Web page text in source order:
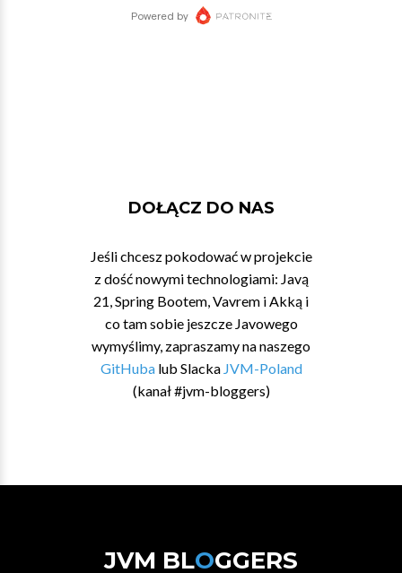
DOŁĄCZ DO NAS
Jeśli chcesz pokodować w projekcie
z dość nowymi technologiami: Javą
21, Spring Bootem, Vavrem i Akką i
co tam sobie jeszcze Javowego
wymyślimy, zapraszamy na naszego
GitHubalub Slacka JVM-Poland
(kanał #jvm-bloggers)
JVM BLOGGERS